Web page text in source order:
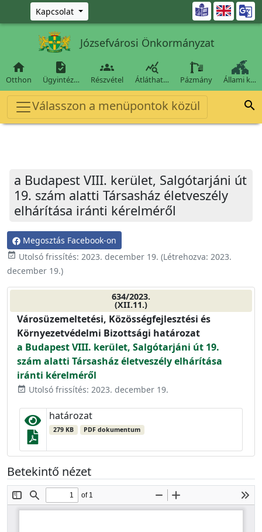
Ugrás a fő tartalomra
Kapcsolat 
Józsefvárosi Önkormányzat

Otthon

Ügyintéz…

Részvétel

Átláthat… Pázmány Állami k…
Válasszon a menüpontok közül 
a Budapest VIII. kerület, Salgótarjáni út
19. szám alatti Társasház életveszély
elhárítása iránti kérelméről
Megosztás Facebook-on
event_available Utolsó frissítés: 2023. december 19. (Létrehozva: 2023.
december 19.)
634/2023.
(XII.11.)
Városüzemeltetési, Közösségfejlesztési és
Környezetvédelmi Bizottsági határozat
a Budapest VIII. kerület, Salgótarjáni út 19.
szám alatti Társasház életveszély elhárítása
iránti kérelméről
event_available Utolsó frissítés: 2023. december 19.
határozat
279 KB PDF dokumentum
Betekintő nézet